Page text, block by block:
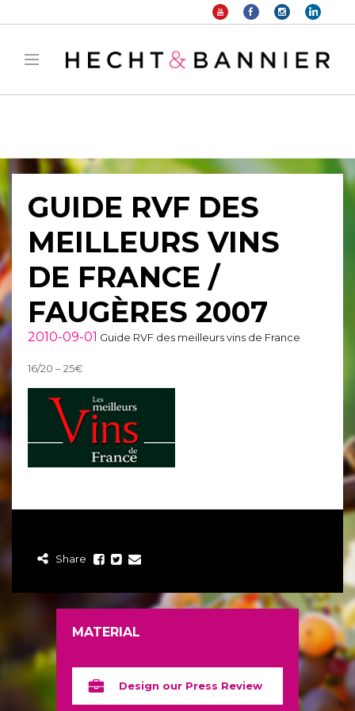
: filter_var() expects parameter 2 to be long, string given in
manager/public/frontend.phpon line 1149
GUIDE RVF DES
MEILLEURS VINS
DE FRANCE /
FAUGÈRES 2007
2010-09-01 Guide RVF des meilleurs vins de France
16/20 – 25€
Share
MATERIAL
Design our Press Review